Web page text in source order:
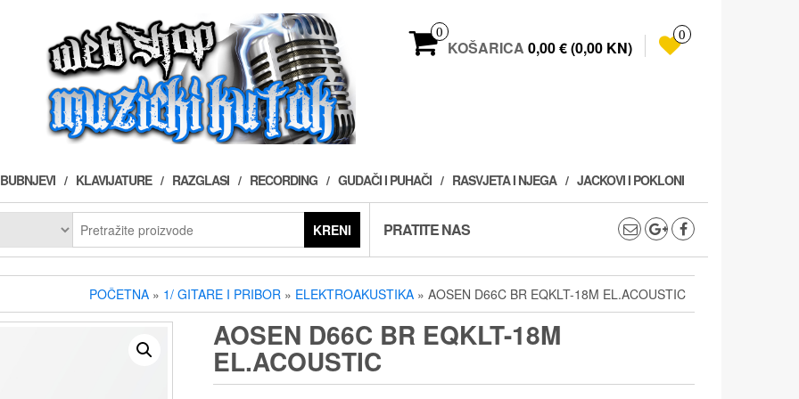
0
KOŠARICA 0,00 € (0,00 KN)
0
BUBNJEVI KLAVIJATURE RAZGLASI RECORDING GUDAČI I PUHAČI RASVJETA I NJEGA JACKOVI I POKLONI
KRENI PRATITE NAS
POČETNA » 1/ GITARE I PRIBOR » ELEKTROAKUSTIKA » AOSEN D66C BR EQKLT-18M EL.ACOUSTIC
AOSEN D66C BR EQKLT-18M
EL.ACOUSTIC